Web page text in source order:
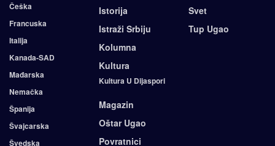
Češka
Francuska
Italija
Kanada-SAD
Mađarska
Nemačka
Španija
Švajcarska
Švedska
Istorija
Istraži Srbiju
Kolumna
Kultura
Kultura U Dijaspori
Magazin
Oštar Ugao
Povratnici
Svet
Tup Ugao